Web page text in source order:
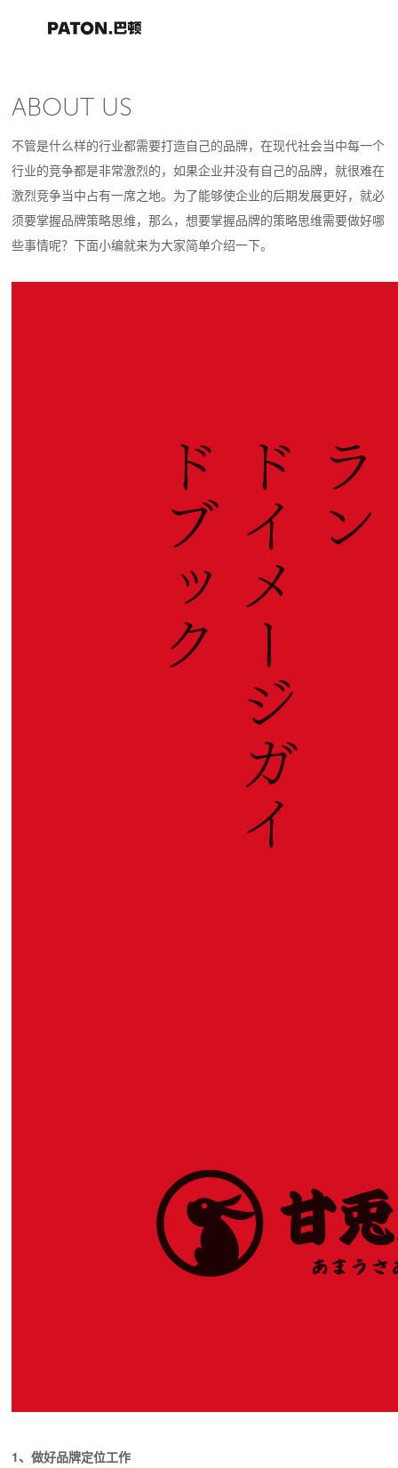
ABOUT US
不管是什么样的行业都需要打造自己的品牌，在现代社会当中每一个
行业的竞争都是非常激烈的，如果企业并没有自己的品牌，就很难在
激烈竞争当中占有一席之地。为了能够使企业的后期发展更好，就必
须要掌握品牌策略思维，那么，想要掌握品牌的策略思维需要做好哪
些事情呢？下面小编就来为大家简单介绍一下。
1、做好品牌定位工作